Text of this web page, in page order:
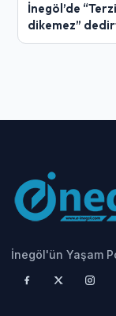
İnegöl’de
dikemez”
İnegöl'ün Yaşam